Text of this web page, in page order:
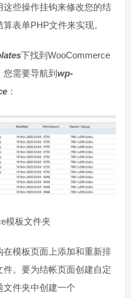
这些操作挂钩来修改您的结
表单PHP文件来实现。
下找到WooCommerce
需要导航到 wp-
：
模板文件夹
模板页面上添加和重新排
。要为结帐页面创建自定
文件夹中创建一个